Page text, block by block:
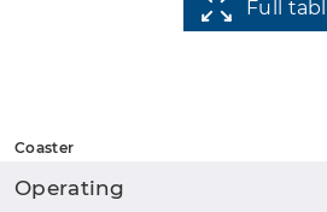
Full
Coaster
Operating